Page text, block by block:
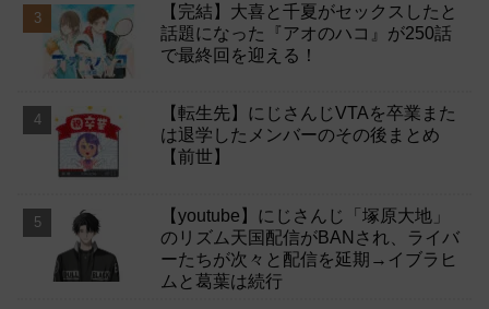
【完結】大喜と千夏がセックスしたと
話題になった『アオのハコ』が250話
で最終回を迎える！
【転生先】にじさんじVTAを卒業また
は退学したメンバーのその後まとめ
【前世】
【youtube】にじさんじ「塚原大地」
のリズム天国配信がBANされ、ライバ
ーたちが次々と配信を延期→イブラヒ
ムと葛葉は続行